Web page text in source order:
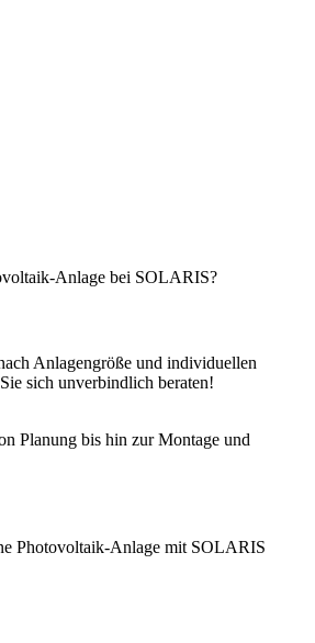
Anlage bei SOLARIS?
Anlagengröße und individuellen
sich unverbindlich beraten!
Planung bis hin zur Montage und
Photovoltaik-Anlage mit SOLARIS